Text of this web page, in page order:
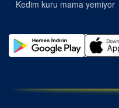
Kedim kuru mama yemiyor